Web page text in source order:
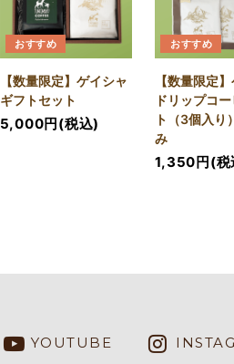
おすすめ
【数量限定】ゲイシャ
ギフトセット
5,000円(税込)
おすすめ
【数量限定
ドリップコ
ト（3個入り
み
1,350円(税
YOUTUBE